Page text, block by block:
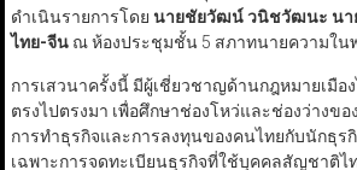
ดำเนินรายการโดย นายชัยวัฒน์ วนิชวัฒนะ นา
ไทย-จีนณ ห้องประชุมชั้น 5 สภาทนายความใน
การเสวนาครั้งนี้ มีผู้เชี่ยวชาญด้านกฎหมายเมือ
ตรงไปตรงมา เพื่อศึกษาช่องโหว่และช่องว่างขอ
การทำธุรกิจและการลงทุนของคนไทยกับนักธุร
เฉพาะการจดทะเบียนธุรกิจที่ใช้บุคคลสัญชาติ